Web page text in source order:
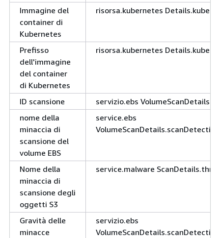
Immagine del
container di
Kubernetes
risorsa.kubernetes
Prefisso
dell'immagine
del container
di Kubernetes
risorsa.kubernetes
ID scansione
servizio.ebs
nome della
minaccia di
scansione del
volume EBS
service.ebs
Nome della
minaccia di
scansione degli
oggetti S3
service.malware
Gravità delle
minacce
servizio.ebs